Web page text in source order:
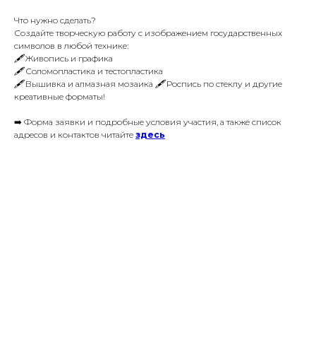
Что нужно сделать?
Создайте творческую работу с изображением государственных
символов в любой технике:
🖋 Живопись и графика
🖋 Соломопластика и тестопластика
🖋 Вышивка и алмазная мозаика 🖋 Роспись по стеклу и другие
креативные форматы!
➡️ Форма заявки и подробные условия участия, а также список
адресов и контактов читайте здесь